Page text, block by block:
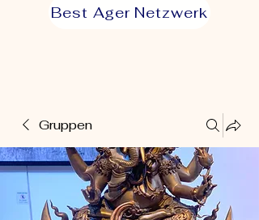
Best Ager Netzwerk
Gruppen